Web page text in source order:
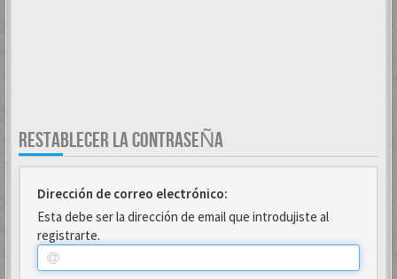
RESTABLECER LA CONTRASEÑA
Dirección de correo electrónico:
Esta debe ser la dirección de email que introdujiste al
registrarte.